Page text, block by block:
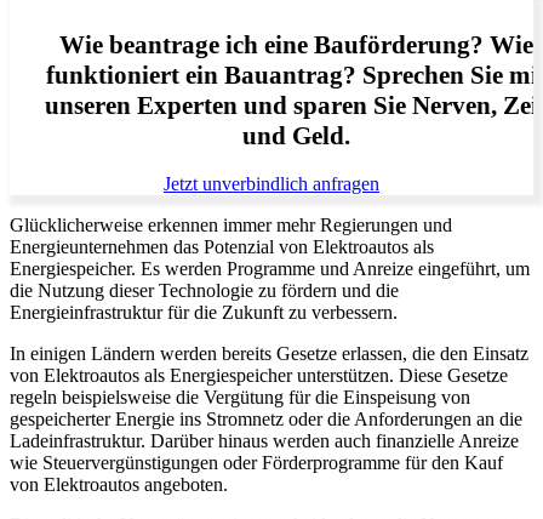
Wie beantrage ich eine Bauförderung? Wie
funktioniert ein Bauantrag? Sprechen Sie
unseren Experten und sparen Sie Nerven,
und Geld.
Jetzt unverbindlich anfragen
Glücklicherweise erkennen immer mehr Regierungen und
Energieunternehmen das Potenzial von Elektroautos als
Energiespeicher. Es werden Programme und Anreize eingeführt, um
die Nutzung dieser Technologie zu fördern und die
Energieinfrastruktur für die Zukunft zu verbessern.
In einigen Ländern werden bereits Gesetze erlassen, die den Einsatz
von Elektroautos als Energiespeicher unterstützen. Diese Gesetze
regeln beispielsweise die Vergütung für die Einspeisung von
gespeicherter Energie ins Stromnetz oder die Anforderungen an die
Ladeinfrastruktur. Darüber hinaus werden auch finanzielle Anreize
wie Steuervergünstigungen oder Förderprogramme für den Kauf
von Elektroautos angeboten.